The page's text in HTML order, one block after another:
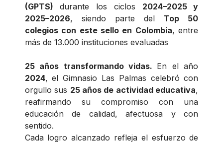
(GPTS) durante los ciclos 2024–2025 y
2025–2026, siendo parte del Top 50
colegios con este sello en Colombia, entre
más de 13.000 instituciones evaluadas
25 años transformando vidas. En el año
2024, el Gimnasio Las Palmas celebró con
orgullo sus 25 años de actividad educativa,
reafirmando su compromiso con una
educación de calidad, afectuosa y con
sentido.
Cada logro alcanzado refleja el esfuerzo de